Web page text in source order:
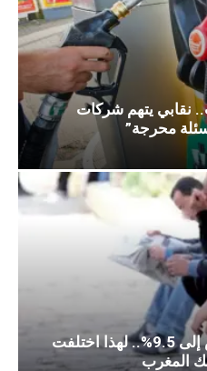
نقابي يتهم شركات
محرجة”
البطالة في المغرب تنخفض إلى 9.5%.. لهذا اختلفت
المغرب